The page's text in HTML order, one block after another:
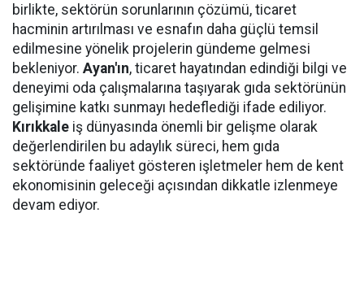
birlikte, sektörün sorunlarının çözümü, ticaret
hacminin artırılması ve esnafın daha güçlü temsil
edilmesine yönelik projelerin gündeme gelmesi
bekleniyor. Ayan'ın, ticaret hayatından edindiği bilgi ve
deneyimi oda çalışmalarına taşıyarak gıda sektörünün
gelişimine katkı sunmayı hedeflediği ifade ediliyor.
Kırıkkale iş dünyasında önemli bir gelişme olarak
değerlendirilen bu adaylık süreci, hem gıda
sektöründe faaliyet gösteren işletmeler hem de kent
ekonomisinin geleceği açısından dikkatle izlenmeye
devam ediyor.